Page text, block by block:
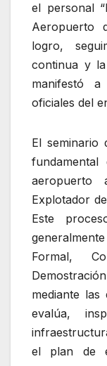
el personal
Aeropuerto
logro,
continua y
manifestó
oficiales del
El seminario
aeropuerto
Explotador
Este
Formal,
mediante
evalúa,
el plan de